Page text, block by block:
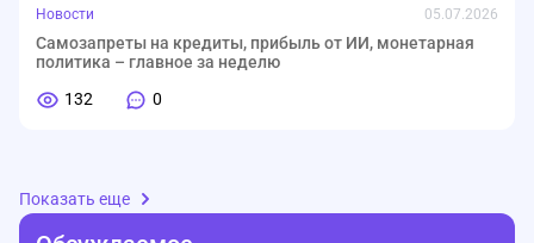
Новости 05.07.2026
Самозапреты на кредиты, прибыль от ИИ, монетарная
политика – главное за неделю
132
0
Показать еще